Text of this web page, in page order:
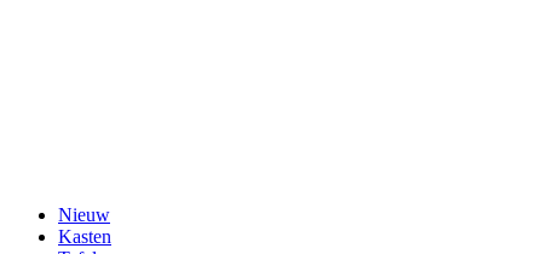
Nieuw
Kasten